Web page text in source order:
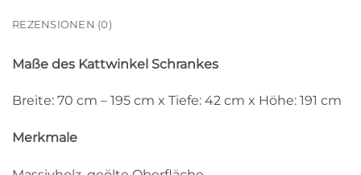
REZENSIONEN (0)
Maße des Kattwinkel Schrankes
Breite: 70 cm – 195 cm x Tiefe: 42 cm x Höhe: 191 cm
Merkmale